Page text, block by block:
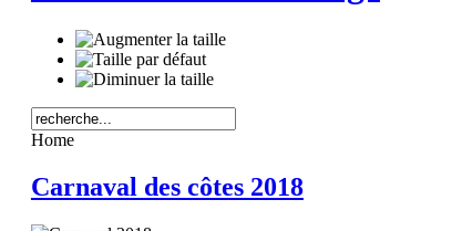
Home
Carnaval des côtes 2018